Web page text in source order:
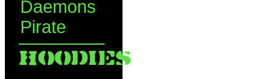
Daemons
Pirate
HOODIES